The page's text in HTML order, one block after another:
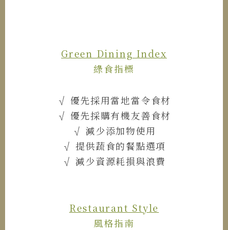
Green Dining Index
綠食指標
√ 優先採用當地當令食材
√ 優先採購有機友善食材
√ 減少添加物使用
√ 提供蔬食的餐點選項
√ 減少資源耗損與浪費
Restaurant Style
風格指南